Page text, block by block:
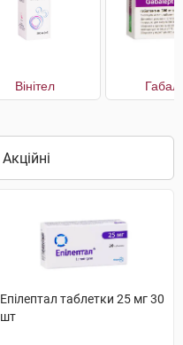
Вінітел
Епілептал таблетки 25 мг 30
шт